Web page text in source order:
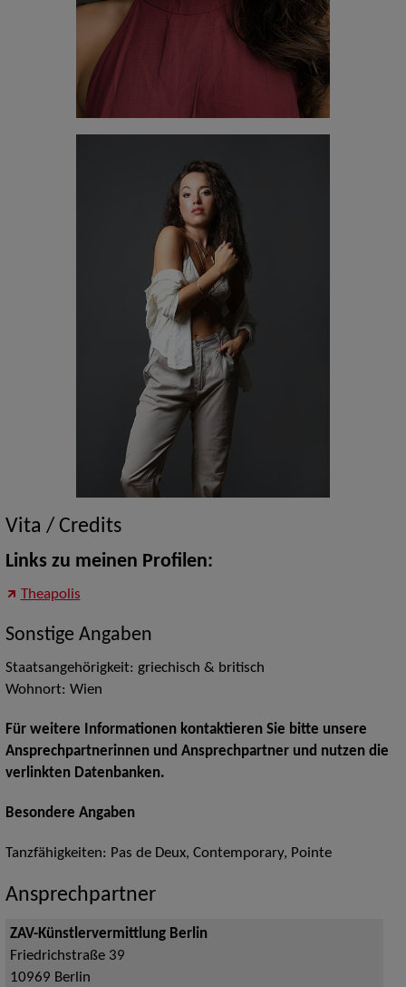
Vita / Credits
Links zu meinen Profilen:
Theapolis
Sonstige Angaben
Staatsangehörigkeit: griechisch & britisch
Wohnort: Wien
Für weitere Informationen kontaktieren Sie bitte unsere
Ansprechpartnerinnen und Ansprechpartner und nutzen die
verlinkten Datenbanken.
Besondere Angaben
Tanzfähigkeiten: Pas de Deux, Contemporary, Pointe
Ansprechpartner
ZAV-Künstlervermittlung Berlin
Friedrichstraße 39
10969 Berlin